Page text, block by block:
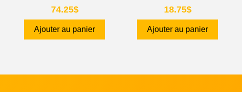
74.25$
Ajouter au panier
18.75$
Ajouter au panier